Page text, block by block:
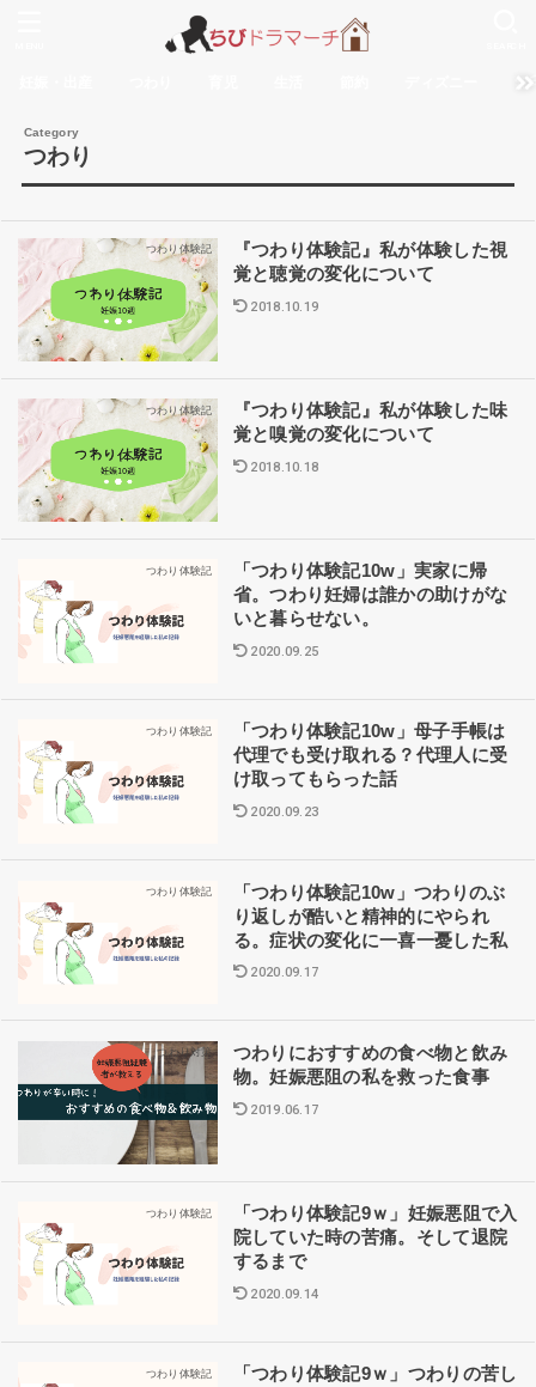
無
つわり
つわり体験記
『つわり体験記』私が体験した視
覚と聴覚の変化について
2018.10.19
つわり体験記
『つわり体験記』私が体験した味
覚と嗅覚の変化について
2018.10.18
つわり体験記
「つわり体験記10w」実家に帰
省。つわり妊婦は誰かの助けがな
いと暮らせない。
2020.09.25
つわり体験記
「つわり体験記10w」母子手帳は
代理でも受け取れる？代理人に受
け取ってもらった話
2020.09.23
つわり体験記
「つわり体験記10w」つわりのぶ
り返しが酷いと精神的にやられ
る。症状の変化に一喜一憂した私
2020.09.17
つわり対策
つわりにおすすめの食べ物と飲み
物。妊娠悪阻の私を救った食事
2019.06.17
つわり体験記
「つわり体験記9ｗ」妊娠悪阻で入
院していた時の苦痛。そして退院
するまで
2020.09.14
つわり体験記
「つわり体験記9ｗ」つわりの苦し